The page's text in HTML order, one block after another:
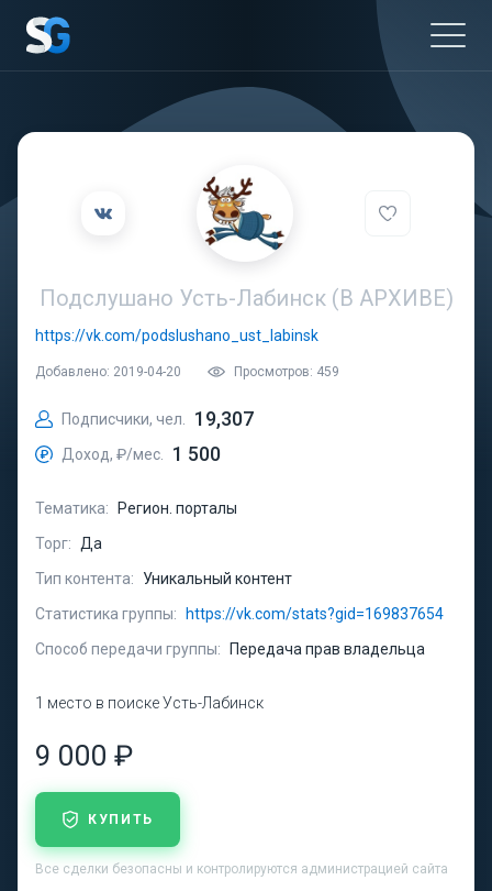
Подслушано Усть-Лабинск (В АРХИВЕ)
https://vk.com/podslushano_ust_labinsk
Добавлено: 2019-04-20 Просмотров: 459
Подписчики, чел. 19,307
Доход, ₽/мес. 1 500
Тематика:
Регион. порталы
Торг:
Да
Тип контента:
Уникальный контент
Статистика группы:
https://vk.com/stats?gid=169837654
Способ передачи группы:
Передача прав владельца
1 место в поиске Усть-Лабинск
9 000 ₽
КУПИТЬ
Все сделки безопасны и контролируются администрацией сайта